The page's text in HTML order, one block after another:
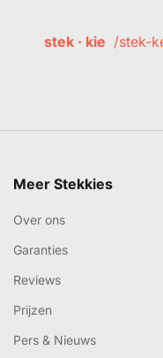
stek · kie /stek-
Meer Stekkies
Over ons
Garanties
Reviews
Prijzen
Pers & Nieuws